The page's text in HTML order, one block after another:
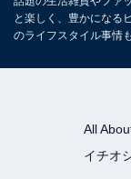
と楽しく、豊かになる
のライフスタイル事情
All
イチオ